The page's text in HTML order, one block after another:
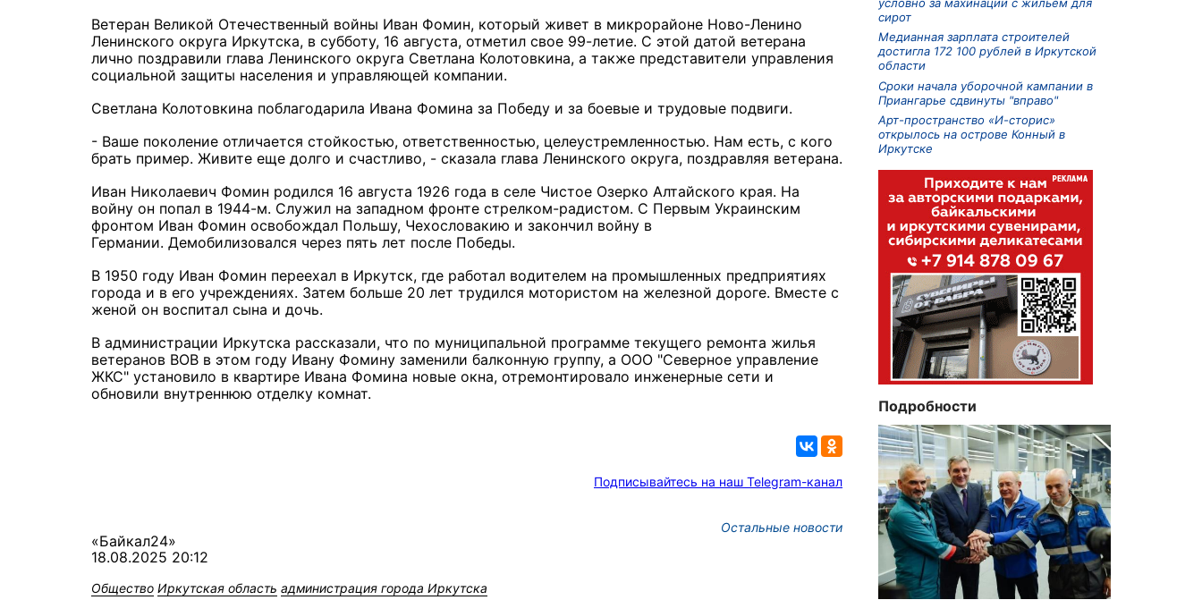
Ветеран Великой Отечественный войны Иван Фомин, который живет в микрорайоне Ново-Ленино
Ленинского округа Иркутска, в субботу, 16 августа, отметил свое 99-летие. С этой датой ветерана
лично поздравили глава Ленинского округа Светлана Колотовкина, а также представители управления
социальной защиты населения и управляющей компании.
Светлана Колотовкина поблагодарила Ивана Фомина за Победу и за боевые и трудовые подвиги.
- Ваше поколение отличается стойкостью, ответственностью, целеустремленностью. Нам есть, с кого
брать пример. Живите еще долго и счастливо, - сказала глава Ленинского округа, поздравляя ветерана.
Иван Николаевич Фомин родился 16 августа 1926 года в селе Чистое Озерко Алтайского края. На
войну он попал в 1944-м. Служил на западном фронте стрелком-радистом. С Первым Украинским
фронтом Иван Фомин освобождал Польшу, Чехословакию и закончил войну в
Германии. Демобилизовался через пять лет после Победы.
В 1950 году Иван Фомин переехал в Иркутск, где работал водителем на промышленных предприятиях
города и в его учреждениях. Затем больше 20 лет трудился мотористом на железной дороге. Вместе с
женой он воспитал сына и дочь.
В администрации Иркутска рассказали, что по муниципальной программе текущего ремонта жилья
ветеранов ВОВ в этом году Ивану Фомину заменили балконную группу, а ООО "Северное управление
ЖКС" установило в квартире Ивана Фомина новые окна, отремонтировало инженерные сети и
обновили внутреннюю отделку комнат.
Подписывайтесь на наш Telegram-канал
Остальные новости
«Байкал24»
18.08.2025 20:12
Общество Иркутская область администрация города Иркутска
сирот
Медианная зарплата строителей
достигла 172 100 рублей в Иркутской
области
Сроки начала уборочной кампании в
Приангарье сдвинуты "вправо"
Арт-пространство «И-сторис»
открылось на острове Конный в
Иркутске
Подробности